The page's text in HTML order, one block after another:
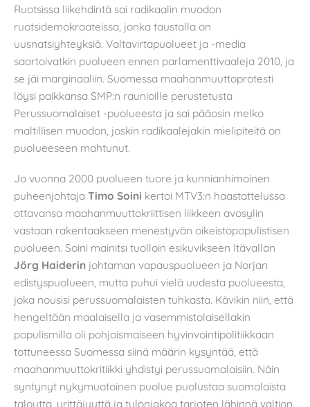
Ruotsissa liikehdintä sai radikaalin muodon
ruotsidemokraateissa, jonka taustalla on
uusnatsiyhteyksiä. Valtavirtapuolueet ja -media
saartoivatkin puolueen ennen parlamenttivaaleja 2010, ja
se jäi marginaaliin. Suomessa maahanmuuttoprotesti
löysi paikkansa SMP:n raunioille perustetusta
Perussuomalaiset -puolueesta ja sai pääosin melko
maltillisen muodon, joskin radikaalejakin mielipiteitä on
puolueeseen mahtunut.
Jo vuonna 2000 puolueen tuore ja kunnianhimoinen
puheenjohtaja Timo Soini kertoi MTV3:n haastattelussa
ottavansa maahanmuuttokriittisen liikkeen avosylin
vastaan rakentaakseen menestyvän oikeistopopulistisen
puolueen. Soini mainitsi tuolloin esikuvikseen Itävallan
Jörg Haiderin johtaman vapauspuolueen ja Norjan
edistyspuolueen, mutta puhui vielä uudesta puolueesta,
joka nousisi perussuomalaisten tuhkasta. Kävikin niin, että
hengeltään maalaisella ja vasemmistolaisellakin
populismilla oli pohjoismaiseen hyvinvointipolitiikkaan
tottuneessa Suomessa siinä määrin kysyntää, että
maahanmuuttokritiikki yhdistyi perussuomalaisiin. Näin
syntynyt nykymuotoinen puolue puolustaa suomalaista
taloutta, yrittäjyyttä ja tulonjakoa tarjoten lähinnä valtion